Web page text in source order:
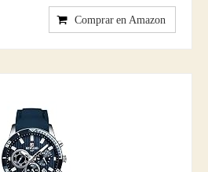
Comprar en Amazon